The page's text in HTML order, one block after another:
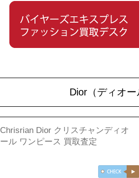
Dior（ディオ
Chrisrian Dior クリスチャンディオ
ール ワンピース 買取査定